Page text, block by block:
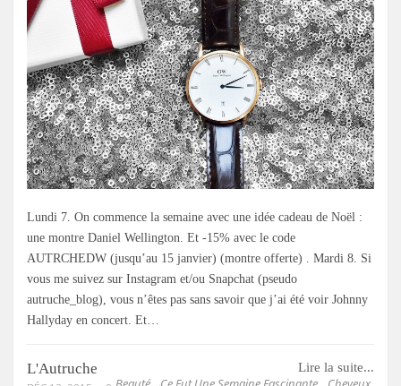
Lundi 7. On commence la semaine avec une idée cadeau de Noël :
une montre Daniel Wellington. Et -15% avec le code
AUTRCHEDW (jusqu’au 15 janvier) (montre offerte) . Mardi 8. Si
vous me suivez sur Instagram et/ou Snapchat (pseudo
autruche_blog), vous n’êtes pas sans savoir que j’ai été voir Johnny
Hallyday en concert. Et…
Lire la suite...
L'Autruche